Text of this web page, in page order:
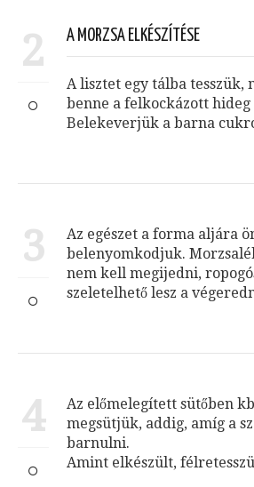
2 A MORZSA ELKÉSZÍTÉSE
A lisztet egy tálba tesszük,
benne a felkockázott hideg
Belekeverjük a barna
3
Az egészet a forma aljára
belenyomkodjuk.
nem kell megijedni,
szeletelhető lesz a
4
Az előmelegített sütőben
megsütjük, addig, amíg a
barnulni.
Amint elkészült,